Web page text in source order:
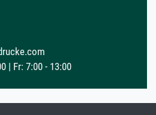
| Fr: 7:00 - 13:00